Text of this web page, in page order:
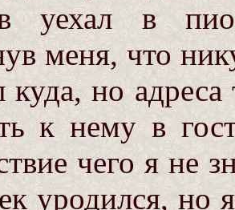
уехал в
меня, что
куда, но
к нему в
чего я не
уродился, но